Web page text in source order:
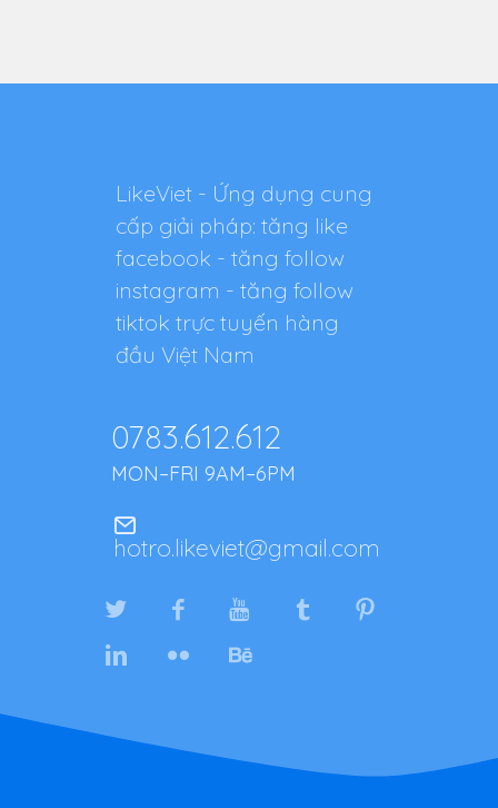
LikeViet - Ứng dụng cung
cấp giải pháp: tăng like
facebook - tăng follow
instagram - tăng follow
tiktok trực tuyến hàng
đầu Việt Nam
0783.612.612
MON–FRI 9AM–6PM
hotro.likeviet@gmail.com